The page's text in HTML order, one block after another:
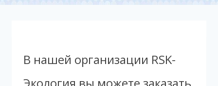
В нашей организации RSK-